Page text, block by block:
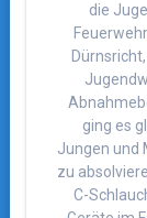
die
ging es
Jungen und
zu
C-